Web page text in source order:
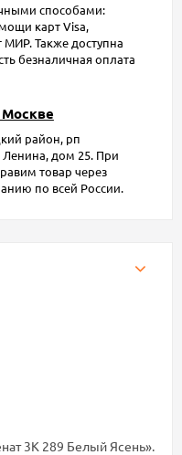
способами:
карт Visa,
МИР. Также доступна
безналичная оплата
район, рп
Ленина, дом 25. При
товар через
по всей России.
3К 289 Белый Ясень».